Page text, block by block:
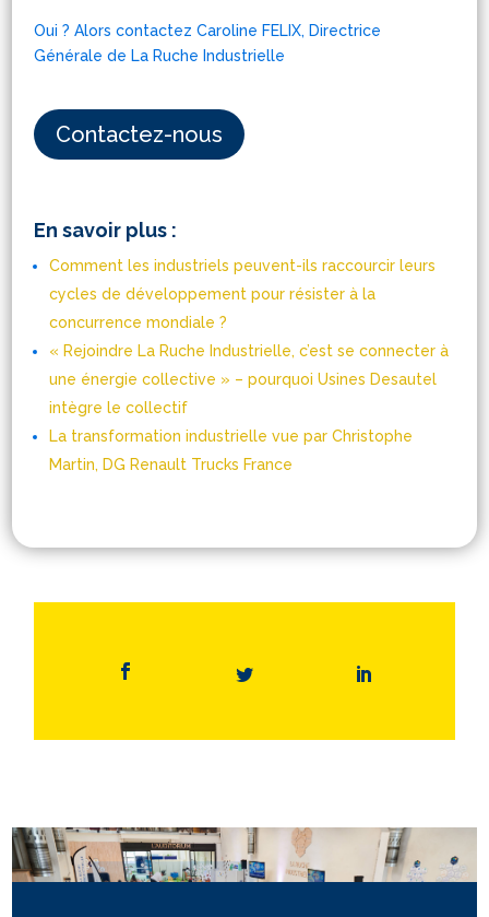
Oui ? Alors contactezCaroline FELIX, Directrice
Généralede La Ruche Industrielle
Contactez-nous
En savoir plus :
Comment les industriels peuvent-ils raccourcir leurs
cycles de développement pour résister à la
concurrence mondiale ?
« Rejoindre La Ruche Industrielle, c’est se connecter à
une énergie collective » – pourquoi Usines Desautel
intègre le collectif
La transformation industrielle vue par Christophe
Martin, DG Renault Trucks France